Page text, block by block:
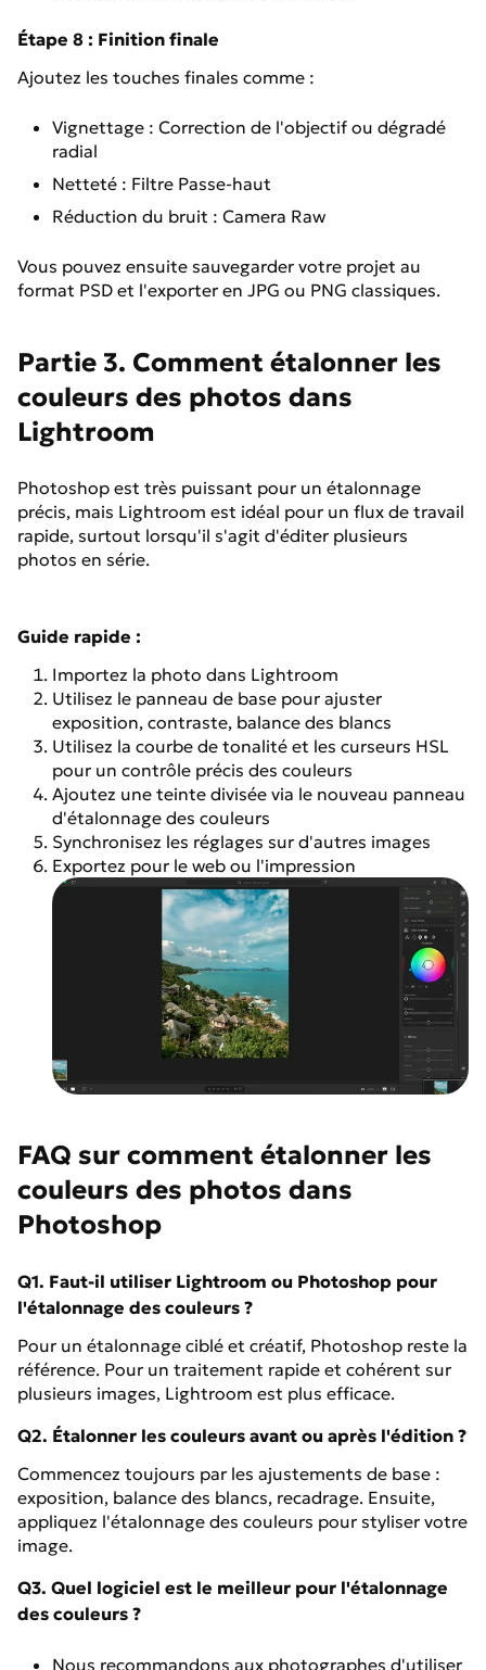
Étape 8 : Finition finale
Ajoutez les touches finales comme :
Vignettage : Correction de l'objectif ou dégradé
radial
Netteté : Filtre Passe-haut
Réduction du bruit : Camera Raw
Vous pouvez ensuite sauvegarder votre projet au
format PSD et l'exporter en JPG ou PNG classiques.
Partie 3. Comment étalonner les
couleurs des photos dans
Lightroom
Photoshop est très puissant pour un étalonnage
précis, mais Lightroom est idéal pour un flux de travail
rapide, surtout lorsqu'il s'agit d'éditer plusieurs
photos en série.
Guide rapide :
Importez la photo dans Lightroom
Utilisez le panneau de base pour ajuster
exposition, contraste, balance des blancs
Utilisez la courbe de tonalité et les curseurs HSL
pour un contrôle précis des couleurs
Ajoutez une teinte divisée via le nouveau panneau
d'étalonnage des couleurs
Synchronisez les réglages sur d'autres images
Exportez pour le web ou l'impression
FAQ sur comment étalonner les
couleurs des photos dans
Photoshop
Q1. Faut-il utiliser Lightroom ou Photoshop pour
l'étalonnage des couleurs ?
Pour un étalonnage ciblé et créatif, Photoshop reste la
référence. Pour un traitement rapide et cohérent sur
plusieurs images, Lightroom est plus efficace.
Q2. Étalonner les couleurs avant ou après l'édition ?
Commencez toujours par les ajustements de base :
exposition, balance des blancs, recadrage. Ensuite,
appliquez l'étalonnage des couleurs pour styliser votre
image.
Q3. Quel logiciel est le meilleur pour l'étalonnage
des couleurs ?
Nous recommandons aux photographes d'utiliser